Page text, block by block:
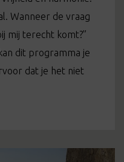
Wanneer de vraag
mij terecht komt?”
dit programma je
dat je het niet